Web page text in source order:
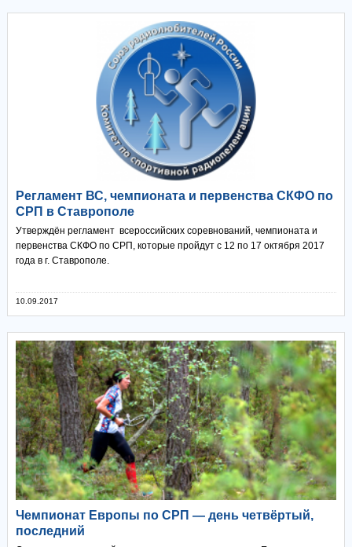
Регламент ВС, чемпионата и первенства СКФО по
СРП в Ставрополе
Утверждён регламент всероссийских соревнований, чемпионата и
первенства СКФО по СРП, которые пройдут с 12 по 17 октября 2017
года в г. Ставрополе.
10.09.2017
Чемпионат Европы по СРП — день четвёртый,
последний